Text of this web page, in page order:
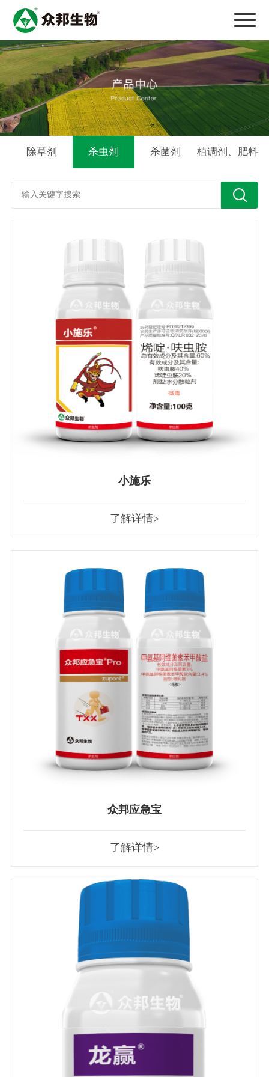
除草剂 杀虫剂 杀菌剂 植调剂、肥料
小施乐
了解详情>
众邦应急宝
了解详情>